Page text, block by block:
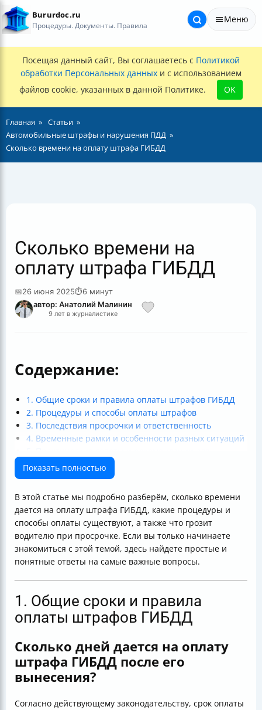
Bururdoc.ru
Процедуры. Документы. Правила
Меню
Посещая данный сайт, Вы соглашаетесь с Политикой
обработки Персональных данных и с использованием
файлов cookie, указанных в данной Политике.
OK
Главная
Статьи
Автомобильные штрафы и нарушения ПДД
Сколько времени на оплату штрафа ГИБДД
Сколько времени на
оплату штрафа ГИБДД
📅26 июня 2025⏱6 минут
автор: Анатолий Малинин
9 лет в журналистике
Содержание:
1. Общие сроки и правила оплаты штрафов ГИБДД
2. Процедуры и способы оплаты штрафов
3. Последствия просрочки и ответственность
4. Временные рамки и особенности разных ситуаций
водителей
Итог: сколько времени дается на оплату штрафа
Показать полностью
В этой статье мы подробно разберём, сколько времени
дается на оплату штрафа ГИБДД, какие процедуры и
способы оплаты существуют, а также что грозит
водителю при просрочке. Если вы только начинаете
знакомиться с этой темой, здесь найдете простые и
понятные ответы на самые важные вопросы.
1. Общие сроки и правила
оплаты штрафов ГИБДД
Сколько дней дается на оплату
штрафа ГИБДД после его
вынесения?
Согласно действующему законодательству, срок оплаты